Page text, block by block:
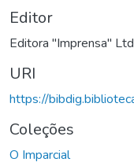
Editor
Editora "Imprensa"
URI
https://
Coleções
O Imparcial